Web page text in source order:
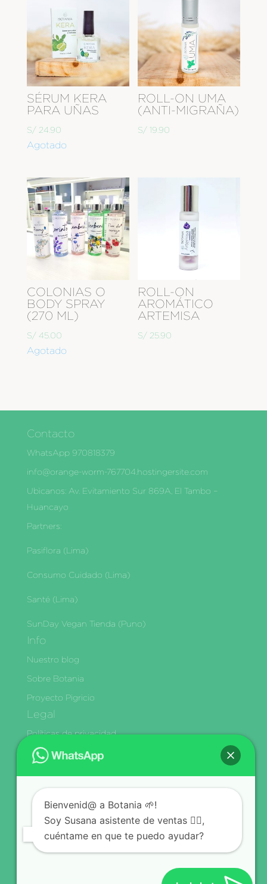
SÉRUM KERA
PARA UÑAS
S/24.90
Agotado
ROLL-ON UMA
(ANTI-MIGRAÑA)
S/ 19.90
COLONIAS O
BODY SPRAY
(270 ML)
S/ 45.00
Agotado
ROLL-ON
AROMÁTICO
ARTEMISA
S/ 25.90
Contacto
WhatsApp 970818379
info@orange-worm-767704.hostingersite.com
Ubìcanos: Av. Evitamiento Sur 869A, El Tambo –
Huancayo
Partners:
Pasiflora (Lima)
Consumo Cuidado (Lima)
Santé (Lima)
SunDay Vegan Tienda (Puno)
Info
Nuestro blog
Sobre Botania
Proyecto Pigricio
Legal
Políticas de privacidad
Términos y condiciones
Cambios y Devoluciones
Libro de Reclamaciones
Síguenos
Bienvenid@ a Botania 🌱!
Soy Susana asistente de ventas 🙋‍♀️,
cuéntame en que te puedo ayudar?